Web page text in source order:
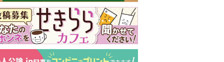
実家の処分から終
の棲家までどうす
る？60代からの家
モンダイ